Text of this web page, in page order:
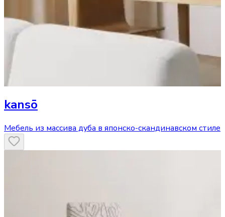
kansō
Мебель из массива дуба в японско-скандинавском стиле